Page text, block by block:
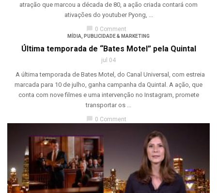
atração que marcou a década de 80, a ação criada contará com
ativações do youtuber Pyong, ...
chat_bubble 0 Comment
MÍDIA PUBLICIDADE & MARKETING
Última temporada de “Bates Motel” pela Quintal
jul 04
A última temporada de Bates Motel, do Canal Universal, com estreia
marcada para 10 de julho, ganha campanha da Quintal. A ação, que
conta com nove filmes e uma intervenção no Instagram, promete
transportar os ...
chat_bubble 0 Comment